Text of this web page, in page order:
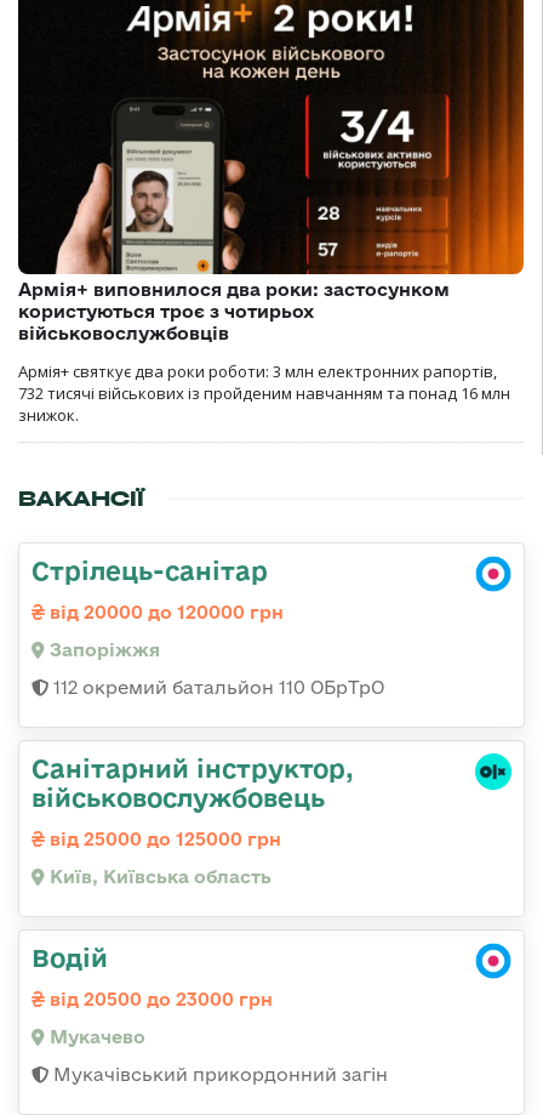
Армія+ виповнилося два роки: застосунком
користуються троє з чотирьох
військовослужбовців
Армія+ святкує два роки роботи: 3 млн електронних рапортів,
732 тисячі військових із пройденим навчанням та понад 16 млн
знижок.
ВАКАНСІЇ
Стрілець-санітар
від 20000 до 120000 грн
Запоріжжя
112 окремий батальйон 110 ОБрТрО
Санітарний інструктор,
військовослужбовець
від 25000 до 125000 грн
Київ, Київська область
Водій
від 20500 до 23000 грн
Мукачево
Мукачівський прикордонний загін